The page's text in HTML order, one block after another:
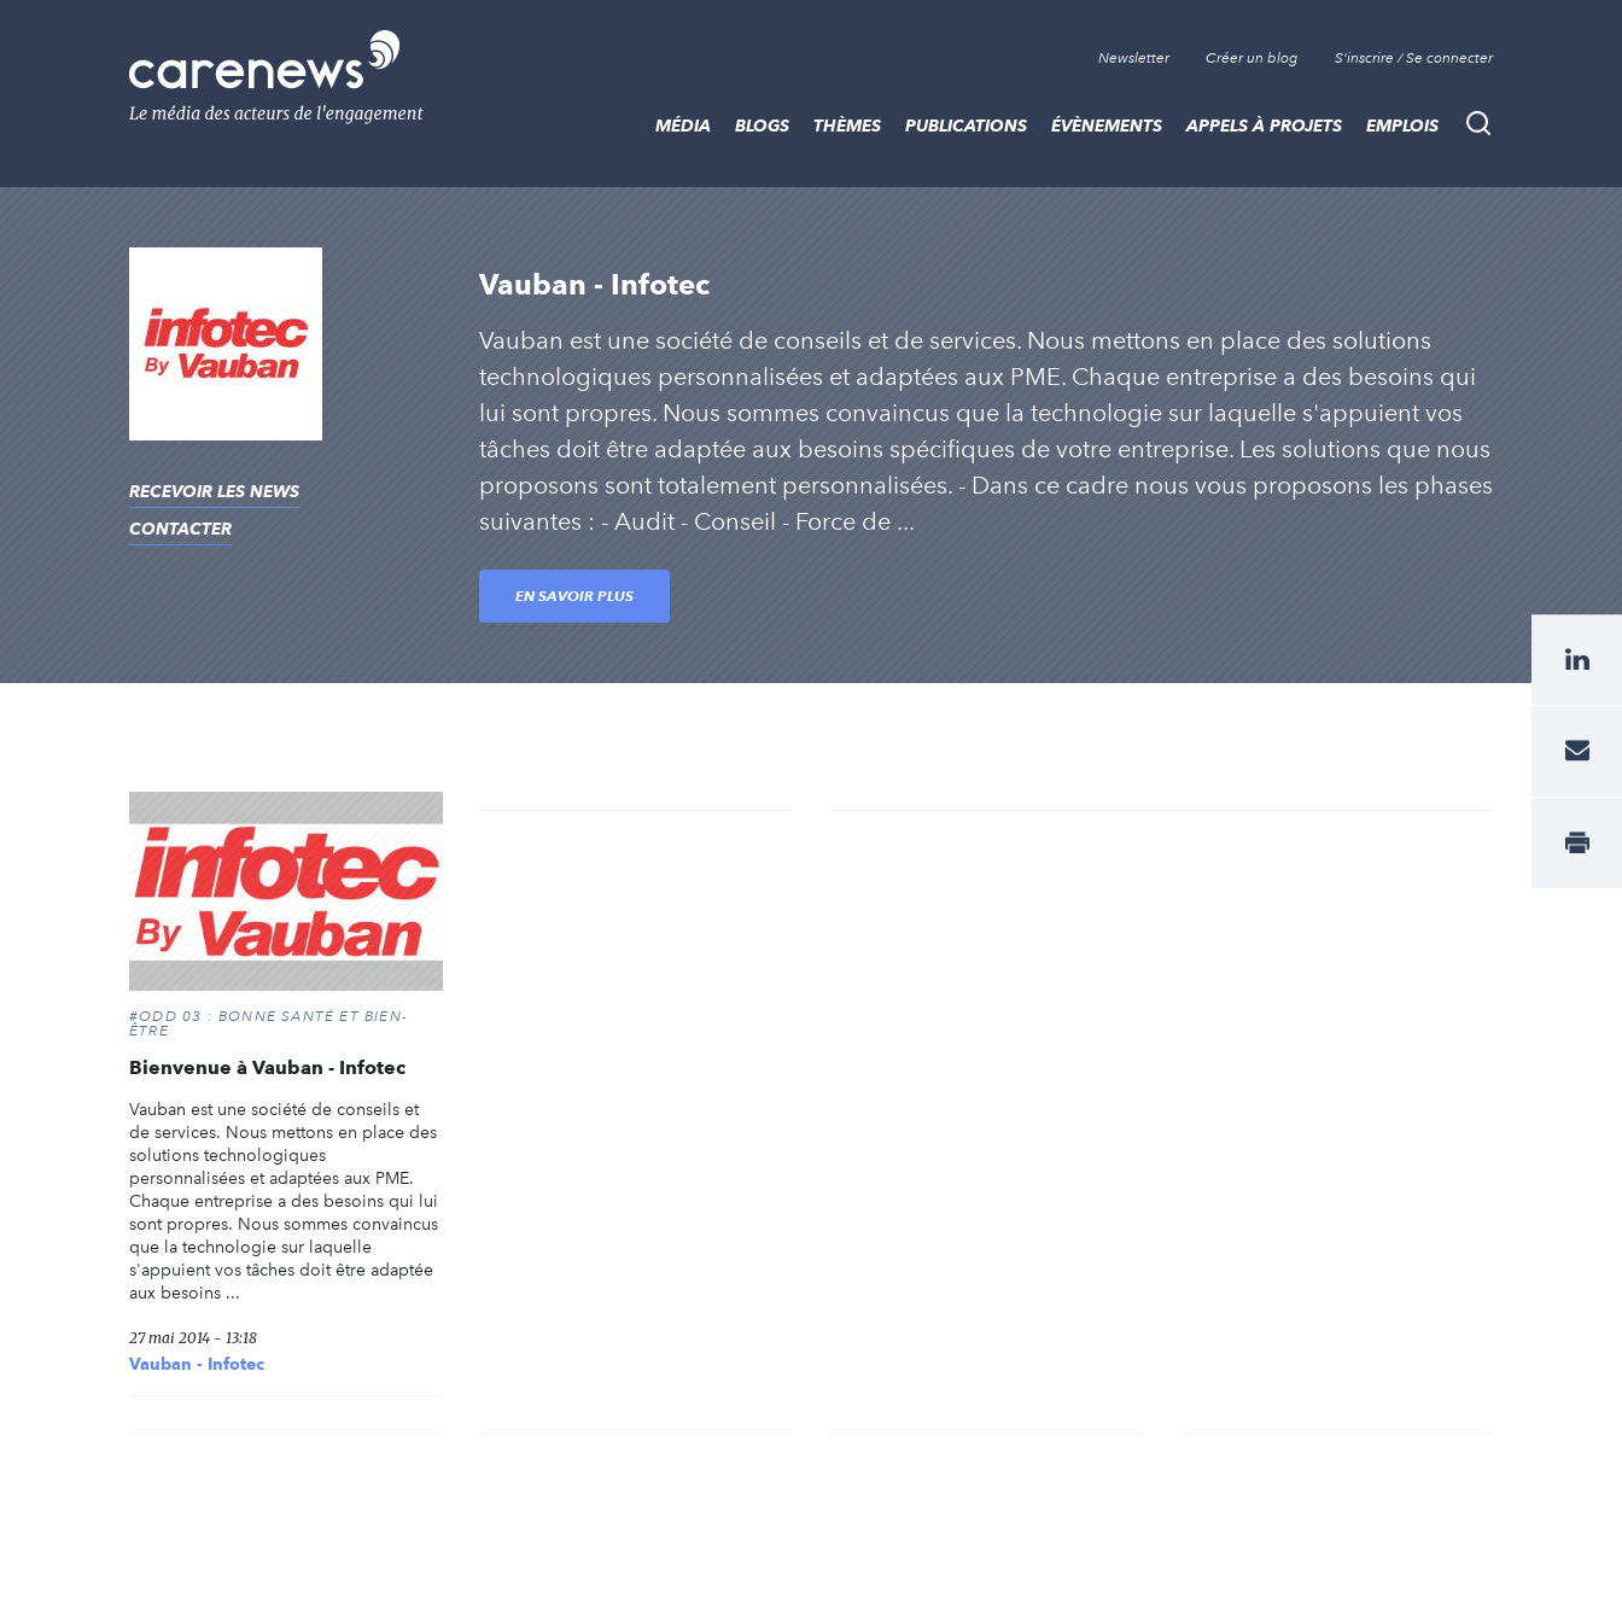
Le
média
de
Newsletter Créer un blog S'inscrire / Se connecter
Recherche
MÉDIA BLOGS THÈMES PUBLICATIONS ÉVÈNEMENTS APPELS À PROJETS EMPLOIS
RECEVOIR LES NEWS
CONTACTER
Vauban - Infotec
Vauban est une société de conseils et de services. Nous mettons en place des solutions
technologiques personnalisées et adaptées aux PME. Chaque entreprise a des besoins qui
lui sont propres. Nous sommes convaincus que la technologie sur laquelle s'appuient vos
tâches doit être adaptée aux besoins spécifiques de votre entreprise. Les solutions que nous
proposons sont totalement personnalisées. - Dans ce cadre nous vous proposons les phases
suivantes : - Audit - Conseil - Force de ...
EN SAVOIR PLUS
#ODD 03 : BONNE SANTÉ ET BIEN-
ÊTRE
Bienvenue à Vauban - Infotec
Vauban est une société de conseils et
de services. Nous mettons en place des
solutions technologiques
personnalisées et adaptées aux PME.
Chaque entreprise a des besoins qui lui
sont propres. Nous sommes convaincus
que la technologie sur laquelle
s'appuient vos tâches doit être adaptée
aux besoins ...
27 mai 2014 - 13:18
Vauban - Infotec